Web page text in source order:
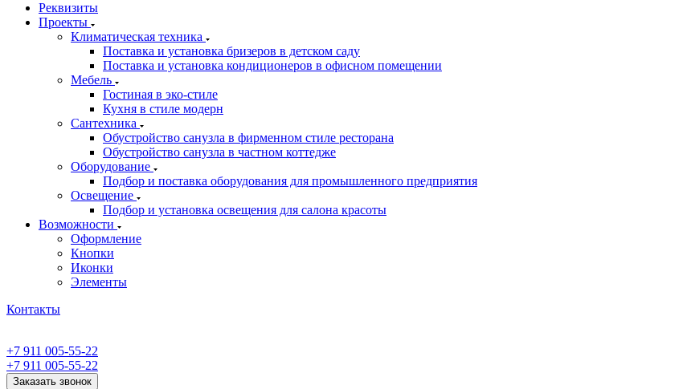
Реквизиты
Проекты
Климатическая техника
Поставка и установка бризеров в детском саду
Поставка и установка кондиционеров в офисном помещении
Мебель
Гостиная в эко-стиле
Кухня в стиле модерн
Сантехника
Обустройство санузла в фирменном стиле ресторана
Обустройство санузла в частном коттедже
Оборудование
Подбор и поставка оборудования для промышленного предприятия
Освещение
Подбор и установка освещения для салона красоты
Возможности
Оформление
Кнопки
Иконки
Элементы
Контакты
+7 911 005-55-22
+7 911 005-55-22
Заказать звонок